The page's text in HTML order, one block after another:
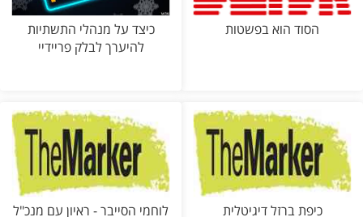
הסוד הוא בפשטות
כיצד על מנהלי התשתיות
להיערך לבלק פריידיי
כיפת ברזל דיגיטלית
לוחמי הסייבר - ראיון עם מנכ"ל